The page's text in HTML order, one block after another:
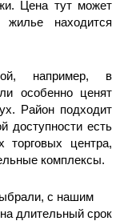
Цена тут может
находится
например, в
особенно ценят
Район подходит
доступности есть
торговых центра,
комплексы.
с нашим
длительный срок